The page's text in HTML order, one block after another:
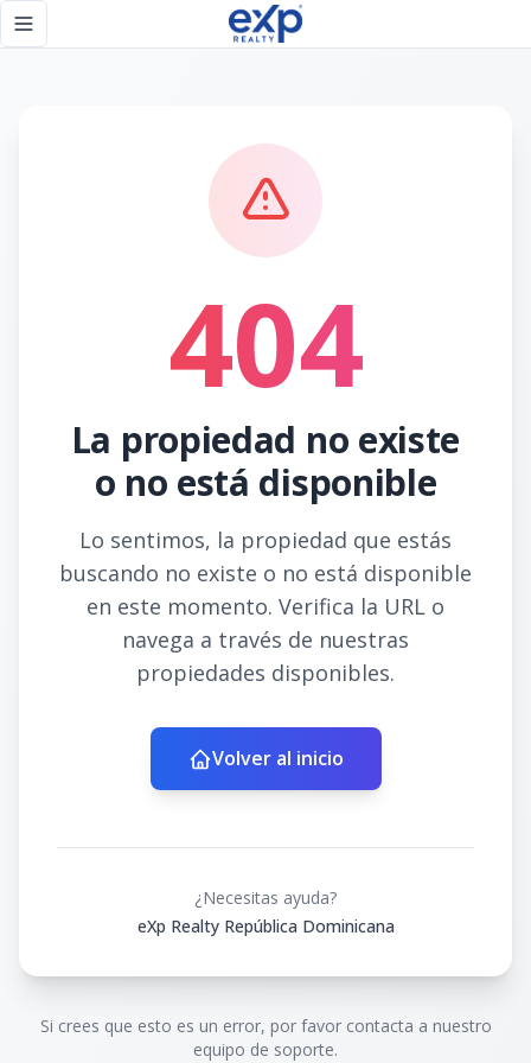
Toggle navigation menu
404
La propiedad no existe
o no está disponible
Lo sentimos, la propiedad que estás
buscando no existe o no está disponible
en este momento. Verifica la URL o
navega a través de nuestras
propiedades disponibles.
Volver al inicio
¿Necesitas ayuda?
eXp Realty República Dominicana
Si crees que esto es un error, por favor contacta a nuestro
equipo de soporte.
Página no encontrada - eXp Realty República Dominicana